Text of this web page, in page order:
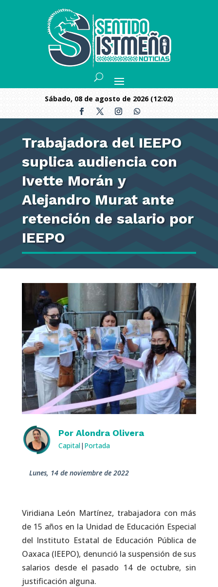
sábado, 08 de agosto de 2026 (12:02)
Trabajadora del IEEPO
suplica audiencia con
Ivette Morán y
Alejandro Murat ante
retención de salario por
IEEPO
Por Alondra Olivera
Capital| Portada
lunes, 14 de noviembre de 2022
Viridiana León Martínez, trabajadora con más
de 15 años en la Unidad de Educación Especial
del Instituto Estatal de Educación Pública de
Oaxaca (IEEPO), denunció la suspensión de sus
salarios desde el pasado 14 de octubre, sin
justificación alguna.